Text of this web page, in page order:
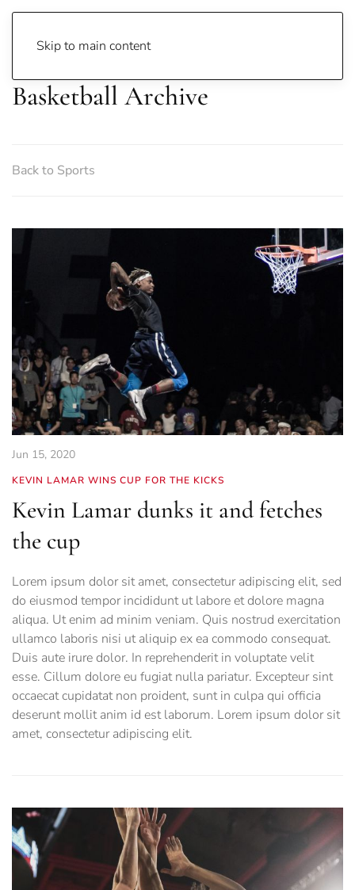
Skip to main content
Basketball Archive
Back to Sports
Jun 15, 2020
KEVIN LAMAR WINS CUP FOR THE KICKS
Kevin Lamar dunks it and fetches
the cup
Lorem ipsum dolor sit amet, consectetur adipiscing elit, sed
do eiusmod tempor incididunt ut labore et dolore magna
aliqua. Ut enim ad minim veniam. Quis nostrud exercitation
ullamco laboris nisi ut aliquip ex ea commodo consequat.
Duis aute irure dolor. In reprehenderit in voluptate velit
esse. Cillum dolore eu fugiat nulla pariatur. Excepteur sint
occaecat cupidatat non proident, sunt in culpa qui officia
deserunt mollit anim id est laborum. Lorem ipsum dolor sit
amet, consectetur adipiscing elit.